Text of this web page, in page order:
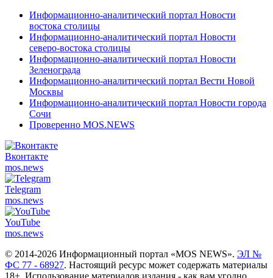
Информационно-аналитический портал Новости
востока столицы
Информационно-аналитический портал Новости
северо-востока столицы
Информационно-аналитический портал Новости
Зеленограда
Информационно-аналитический портал Вести Новой
Москвы
Информационно-аналитический портал Новости города
Сочи
Проверенно MOS.NEWS
Вконтакте
mos.news
Telegram
mos.news
YouTube
mos.news
© 2014-2026 Информационный портал «MOS NEWS». ЭЛ №
ФС 77 - 68927. Настоящий ресурс может содержать материалы
18+. Использование материалов издания - как вам угодно,